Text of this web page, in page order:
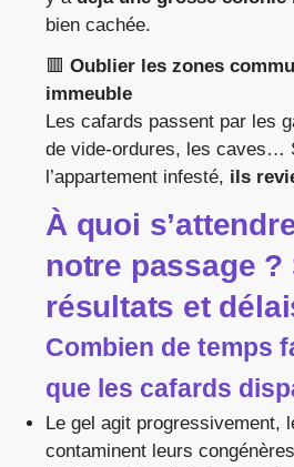
bien cachée.
🟥 Oublier les zones
immeuble
Les cafards passent par les
de vide-ordures, les caves…
l’appartement infesté, ils
À quoi
notre passage ?
résultats et
Combien de temps
que les cafards
Le gel agit progressivement,
contaminent leurs congénères